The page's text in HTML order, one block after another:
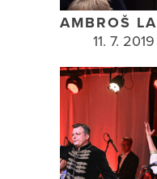
AMBROŠ
11. 7.